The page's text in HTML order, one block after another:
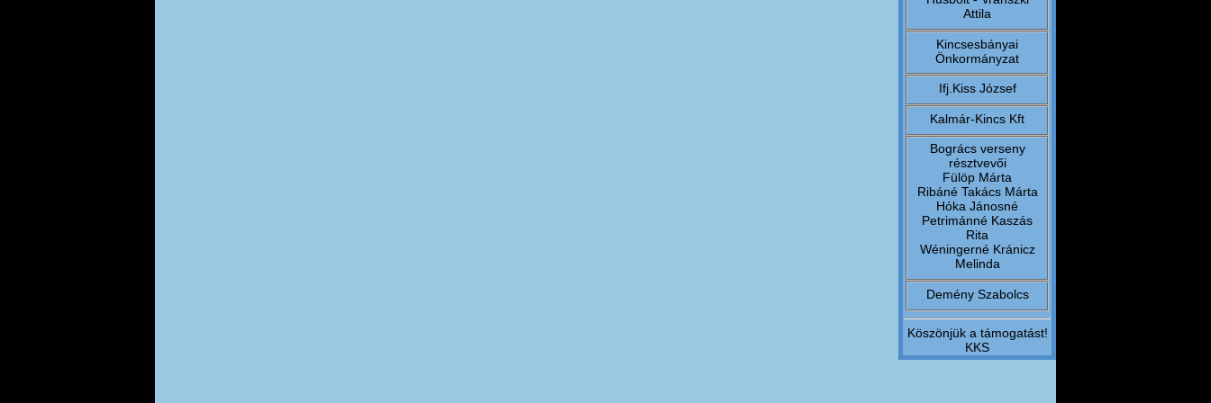
Attila
Kincsesbányai
Önkormányzat
Ifj.Kiss József
Kalmár-Kincs Kft
Bogrács verseny
résztvevői
Fülöp Márta
Ribáné Takács Márta
Hóka Jánosné
Petrimánné Kaszás
Rita
Wéningerné Kránicz
Melinda
Demény Szabolcs
Köszönjük a támogatást!
KKS